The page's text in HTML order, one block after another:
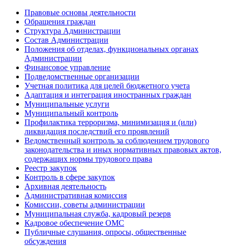
Правовые основы деятельности
Обращения граждан
Структура Администрации
Состав Администрации
Положения об отделах, функциональных органах
Администрации
Финансовое управление
Подведомственные организации
Учетная политика для целей бюджетного учета
Адаптация и интеграция иностранных граждан
Муниципальные услуги
Муниципальный контроль
Профилактика терроризма, минимизация и (или)
ликвидация последствий его проявлений
Ведомственный контроль за соблюдением трудового
законодательства и иных нормативных правовых актов,
содержащих нормы трудового права
Реестр закупок
Контроль в сфере закупок
Архивная деятельность
Административная комиссия
Комиссии, советы администрации
Муниципальная служба, кадровый резерв
Кадровое обеспечение ОМС
Публичные слушания, опросы, общественные
обсуждения